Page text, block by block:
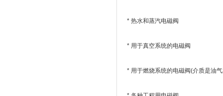
* 热水和蒸汽电磁阀
* 用于真空系统的电磁阀
* 用于燃烧系统的电磁阀(介质是油